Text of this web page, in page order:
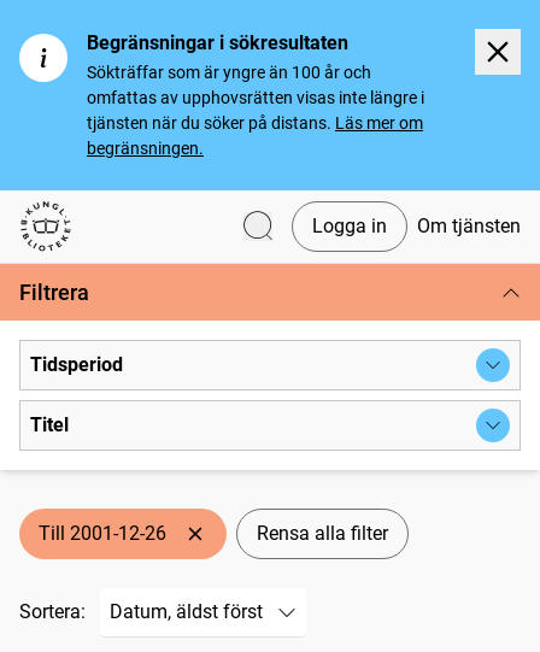
Begränsningar i sökresultaten
Sökträffar som är yngre än 100 år och
omfattas av upphovsrätten visas inte längre i
tjänsten när du söker på distans. Läs mer om
begränsningen.
Svenska tidningar
Logga in Om tjänsten
Filtrera
Tidsperiod
Titel
Till 2001-12-26 Rensa alla filter
Sortera: